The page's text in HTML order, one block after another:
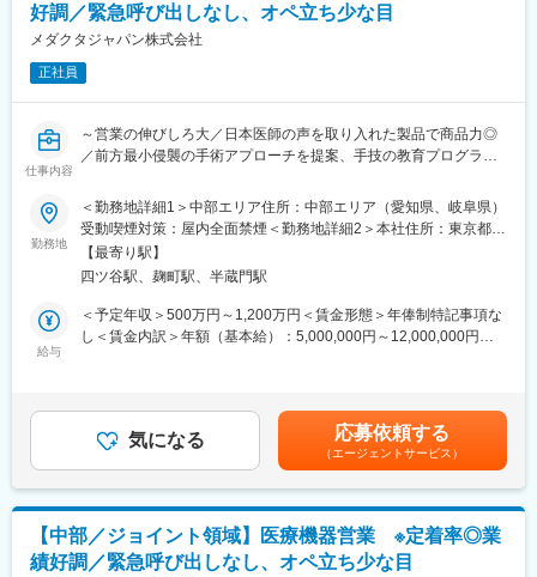
【サポート体制】
配属後は担当マネージャーが丁寧に支援します。日々の仕事の悩
変更の範囲：会社の定める業務
・社用車にて1日の平均4店舗程訪問します
しっかりと振替休日を取得いただけます◎
・中途9割・異業界出身の方がほとんど、30～40代の子育て世代
も活躍しており、フランクで気さくな方が多いです。適宜チーム
チャット・月1回のMTG等でノウハウ共有しながら売上目標に向
かって高め合える環境です！
・本社での入社後研修に加え、BUDDY制度(3か月間のOJT)があ
り、慣れるまでは先輩社員の同行となります。異業界の方もご安
心ください◎
線）が可能で、スマートフォンでの音量、低音/高音調節、聞き取
りが困難な環境への対応などが可能な補聴器を販売しておりま
することによって、自動音声調整、雑音抑制・ハウリング抑制な
どの機能を世界に先駆けて開発してており、高品質の「音」を提
供可能とした製品を持っています！
・一見補聴器と気付かないスタイリッシュなデザインとカラー展
好調／緊急呼び出しなし、オペ立ち少な目
メダクタジャパン株式会社
正社員
仕事内容
～営業の伸びしろ大／日本医師の声を取り入れた製品で商品力◎
／前方最小侵襲の手術アプローチを提案、手技の教育プログラム
▽概要
・同社はスイスに本社を置き、世界45か国で事業展開するスパイ
ン・ジョイント領域の医療機器メーカーです。
・スクリューを安全に刺入するため、患者のCTデータを取り込み
3Dプリンターで個々の治具を製造する技術「MySpine」は、国内
医師との共同開発です。本技術の教育プログラムやAR技術を用い
・日本でも更に事業展開を進めていくため、積極的な増員採用を
進めています。
拡大期のため、新規開拓による評価の機会、部門や拠点拡大によ
る昇進の機会など、営業における白地・伸びしろが大きくキャリ
アアップのチャンスが多くあります。
勤務地
＜勤務地詳細1＞中部エリア住所：中部エリア（愛知県、岐阜県）
受動喫煙対策：屋内全面禁煙＜勤務地詳細2＞本社住所：東京都千
代田区麹町5-3-5 麹町中田ビル2階勤務地最寄駅：JR・東京メトロ
線／四ツ谷駅受動喫煙対策：屋内全面禁煙変更の範囲：会社の定
【最寄り駅】
四ツ谷駅、麹町駅、半蔵門駅
給与
＜予定年収＞500万円～1,200万円＜賃金形態＞年俸制特記事項な
し＜賃金内訳＞年額（基本給）：5,000,000円～12,000,000円＜
に、ターゲットボーナスのインセンティブがあります。賃金はあ
くまでも目安の金額であり、選考を通じて上下する可能性があり
ます。月給(月額)は固定手当を含めた表記です。
気になる 応募依頼する
（エージェントサービス）
【中部／ジョイント領域】医療機器営業 ※定着率◎業
績好調／緊急呼び出しなし、オペ立ち少な目